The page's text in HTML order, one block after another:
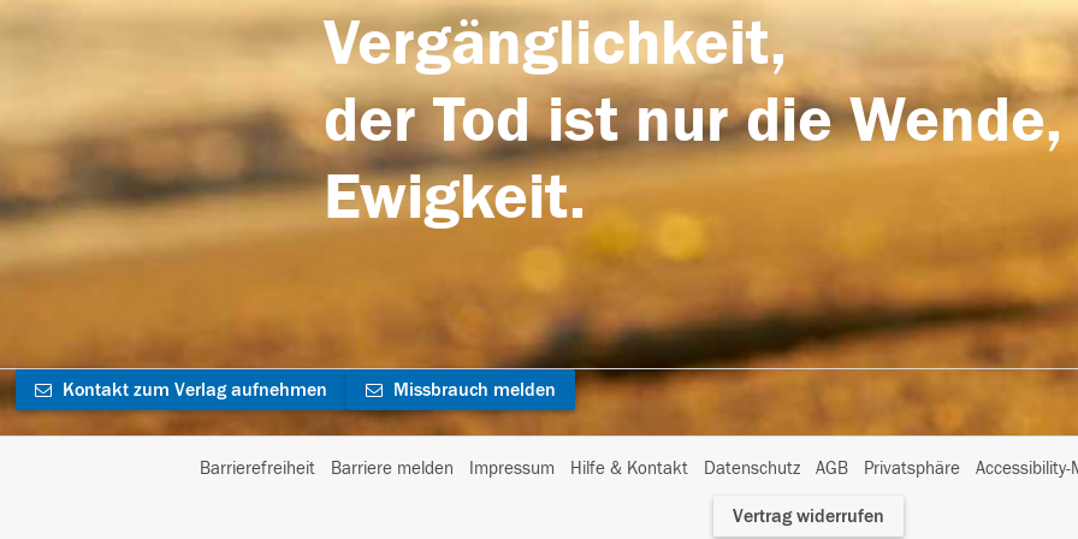
Vergänglichkeit,
der Tod ist nur die
Ewigkeit.
Kontakt zum Verlag aufnehmen Missbrauch melden
Barrierefreiheit Barriere melden Impressum Hilfe & Kontakt Datenschutz AGB Privatsphäre
I
Vertrag widerrufen